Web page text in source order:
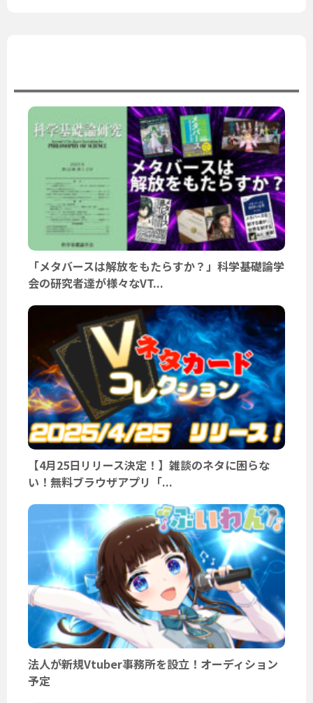
「メタバースは解放をもたらすか？」科学基礎論学
会の研究者達が様々なVT...
【4月25日リリース決定！】雑談のネタに困らな
い！無料ブラウザアプリ「...
法人が新規Vtuber事務所を設立！オーディション
予定